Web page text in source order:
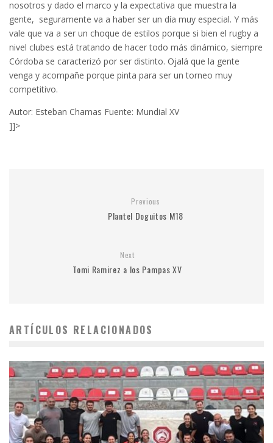
nosotros y dado el marco y la expectativa que muestra la
gente, seguramente va a haber ser un día muy especial. Y más
vale que va a ser un choque de estilos porque si bien el rugby a
nivel clubes está tratando de hacer todo más dinámico, siempre
Córdoba se caracterizó por ser distinto. Ojalá que la gente
venga y acompañe porque pinta para ser un torneo muy
competitivo.
Autor: Esteban Chamas Fuente: Mundial XV
]]>
Previous
Plantel Doguitos M18
Next
Tomi Ramirez a los Pampas XV
ARTÍCULOS RELACIONADOS